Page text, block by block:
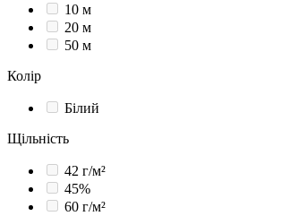
10 м
20 м
50 м
Колір
Білий
Щільність
42 г/м²
45%
60 г/м²